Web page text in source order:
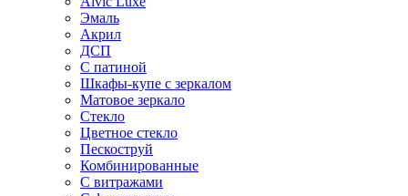
Эмаль
Акрил
ДСП
С патиной
Шкафы-купе с зеркалом
Матовое зеркало
Стекло
Цветное стекло
Пескоструй
Комбинированные
С витражами